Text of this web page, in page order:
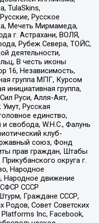
TulaSkins,
Русское
Мечеть Мирмамеда,
г. Астрахани, ВОЛЯ,
Рубеж Севера, ТОЙС,
деятельности,
В честь иконы
16, Независимость,
группа МПГ, Курсом
инициативная группа,
Руси, Алля-Аят,
Русская
единство,
свобода, W.H.С., Фалунь
клуб-
союз, Фонд
прав граждан, Штабы
округа г.
Народное
Народное движение
СССР
Граждане СССР,
Родов, Совет Советских
Inc, Facebook,